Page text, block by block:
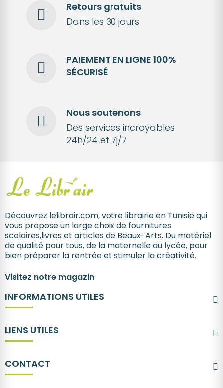
Retours gratuits
Dans les 30 jours
PAIEMENT EN LIGNE 100%
SÉCURISÉ
Nous soutenons
Des services incroyables
24h/24 et 7j/7
Découvrez lelibrair.com, votre librairie en Tunisie qui
vous propose un large choix de fournitures
scolaires,livres et articles de Beaux-Arts. Du matériel
de qualité pour tous, de la maternelle au lycée, pour
bien préparer la rentrée et stimuler la créativité.
Visitez notre magazin
INFORMATIONS UTILES
LIENS UTILES
CONTACT